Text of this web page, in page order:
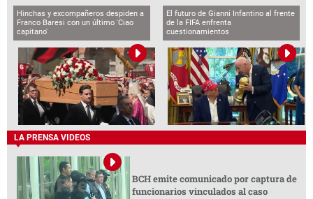
Hinchas y excompañeros despiden a
Franco Baresi con un último 'Ciao
capitano'
El futuro de Gianni Infantino al frente
de la FIFA enfrenta
cuestionamientos
LA PRENSA VIDEOS
BCH emite comunicado por captura de
funcionarios vinculados al caso